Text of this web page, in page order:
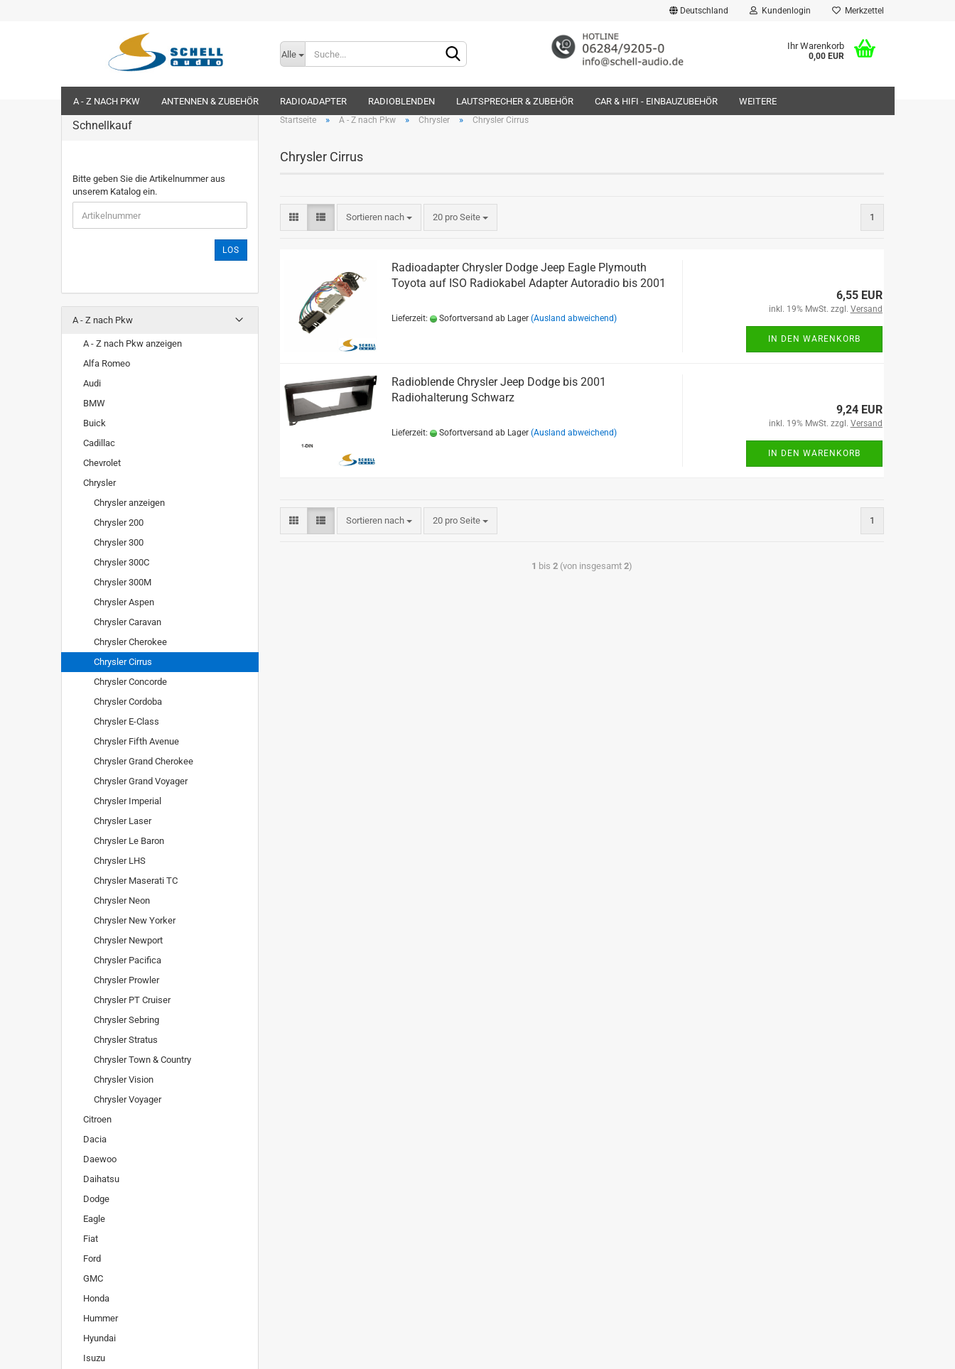
Deutschland
Lieferland
Kundenlogin Merkzettel
Alle
Ihr Warenkorb
0,00 EUR
A - Z NACH PKW ANTENNEN & ZUBEHÖR RADIOADAPTER RADIOBLENDEN LAUTSPRECHER & ZUBEHÖR CAR & HIFI - EINBAUZUBEHÖR WEITERE
Startseite » A - Z nach Pkw » Chrysler » Chrysler Cirrus
Chrysler Cirrus
Sortieren nach 20 pro Seite 1
Radioadapter Chrysler Dodge Jeep Eagle Plymouth
Toyota auf ISO Radiokabel Adapter Autoradio bis 2001
Lieferzeit: Sofortversand ab Lager (Ausland abweichend)
6,55 EUR
inkl. 19% MwSt. zzgl. Versand
IN DEN WARENKORB
Radioblende Chrysler Jeep Dodge bis 2001
Radiohalterung Schwarz
Lieferzeit: Sofortversand ab Lager (Ausland abweichend)
9,24 EUR
inkl. 19% MwSt. zzgl. Versand
IN DEN WARENKORB
Sortieren nach 20 pro Seite 1
1 bis 2(von insgesamt 2)
Schnellkauf
Bitte geben Sie die Artikelnummer aus
unserem Katalog ein.
LOS
A - Z nach Pkw
A - Z nach Pkw anzeigen
Alfa Romeo
Audi
BMW
Buick
Cadillac
Chevrolet
Chrysler
Chrysler anzeigen
Chrysler 200
Chrysler 300
Chrysler 300C
Chrysler 300M
Chrysler Aspen
Chrysler Caravan
Chrysler Cherokee
Chrysler Cirrus
Chrysler Concorde
Chrysler Cordoba
Chrysler E-Class
Chrysler Fifth Avenue
Chrysler Grand Cherokee
Chrysler Grand Voyager
Chrysler Imperial
Chrysler Laser
Chrysler Le Baron
Chrysler LHS
Chrysler Maserati TC
Chrysler Neon
Chrysler New Yorker
Chrysler Newport
Chrysler Pacifica
Chrysler Prowler
Chrysler PT Cruiser
Chrysler Sebring
Chrysler Stratus
Chrysler Town & Country
Chrysler Vision
Chrysler Voyager
Citroen
Dacia
Daewoo
Daihatsu
Dodge
Eagle
Fiat
Ford
GMC
Honda
Hummer
Hyundai
Isuzu